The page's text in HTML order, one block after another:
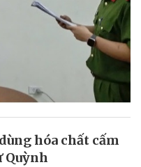
hóa chất cấm
Quỳnh